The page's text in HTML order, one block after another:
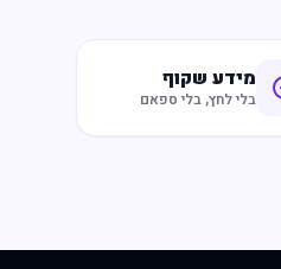
מידע שקוף
בלי לחץ, בלי ספאם